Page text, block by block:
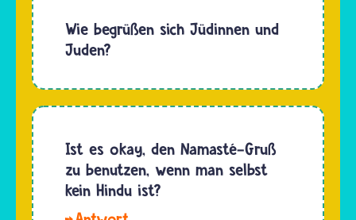
haben
tatsächlich
bestimmten
Gegenden
Bedeutung.
Das
Lichterfest
Divali ist…
Wie begrüßen sich Jüdinnen und
Juden?
Ist es okay, den Namasté-Gruß
zu benutzen, wenn man selbst
kein Hindu ist?